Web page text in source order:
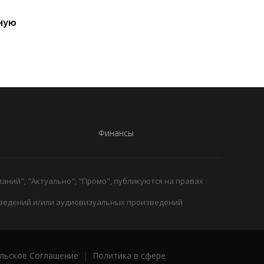
Финансы
"Актуально", "Промо", публикуются на правах
и/или аудиовизуальных произведений
Соглашение |
Политика в сфере